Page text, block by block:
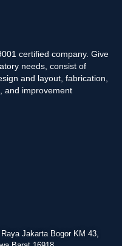
certified company. Give
needs, consist of
and layout, fabrication,
and improvement
Jakarta Bogor KM 43,